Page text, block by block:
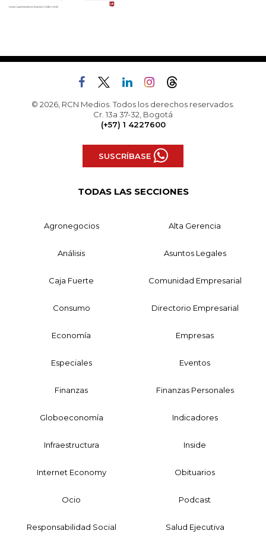
© 2026, RCN Medios. Todos los derechos reservados.
Cr. 13a 37-32, Bogotá
(+57) 1 4227600
SUSCRÍBASE
TODAS LAS SECCIONES
Agronegocios Alta Gerencia
Análisis Asuntos Legales
Caja Fuerte Comunidad Empresarial
Consumo Directorio Empresarial
Economía Empresas
Especiales Eventos
Finanzas Finanzas Personales
Globoeconomía Indicadores
Infraestructura Inside
Internet Economy Obituarios
Ocio Podcast
Responsabilidad Social Salud Ejecutiva